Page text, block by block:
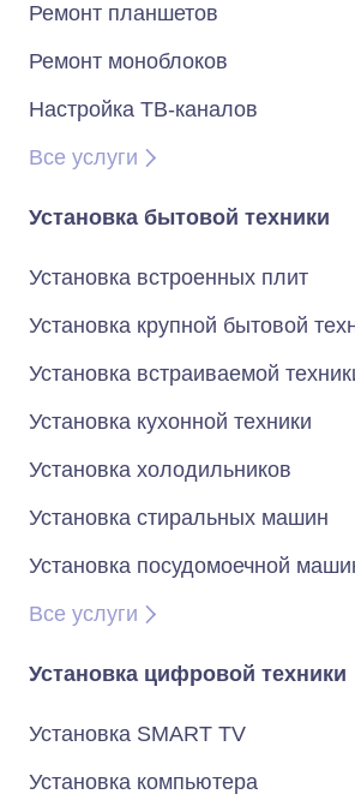
Ремонт планшетов
Ремонт моноблоков
Настройка ТВ-каналов
Все услуги
Установка бытовой техники
Установка встроенных плит
Установка крупной бытовой
Установка встраиваемой
Установка кухонной техники
Установка холодильников
Установка стиральных машин
Установка посудомоечной
Все услуги
Установка цифровой техники
Установка SMART TV
Установка компьютера